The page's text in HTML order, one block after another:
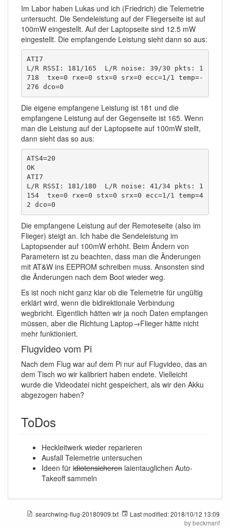
Im Labor haben Lukas und ich (Friedrich) die Telemetrie
untersucht. Die Sendeleistung auf der Fliegerseite ist auf
100mW eingestellt. Auf der Laptopseite sind 12.5 mW
eingestellt. Die empfangende Leistung sieht dann so aus:
ATI7
L/R RSSI: 181/165  L/R noise: 39/30 pkts: 1
718  txe=0 rxe=0 stx=0 srx=0 ecc=1/1 temp=-
276 dco=0
Die eigene empfangene Leistung ist 181 und die
empfangene Leistung auf der Gegenseite ist 165. Wenn
man die Leistung auf der Laptopseite auf 100mW stellt,
dann sieht das so aus:
ATS4=20
OK
ATI7
L/R RSSI: 181/180  L/R noise: 41/34 pkts: 1
154  txe=0 rxe=0 stx=0 srx=0 ecc=1/1 temp=4
2 dco=0
Die empfangene Leistung auf der Remoteseite (also im
Flieger) steigt an. Ich habe die Sendeleistung im
Laptopsender auf 100mW erhöht. Beim Ändern von
Parametern ist zu beachten, dass man die Änderungen
mit AT&W ins EEPROM schreiben muss. Ansonsten sind
die Änderungen nach dem Boot wieder weg.
Es ist noch nicht ganz klar ob die Telemetrie für ungültig
erklärt wird, wenn die bidirektionale Verbindung
wegbricht. Eigentlich hätten wir ja noch Daten empfangen
müssen, aber die Richtung Laptop→Flieger hätte nicht
mehr funktioniert.
Flugvideo vom Pi
Nach dem Flug war auf dem Pi nur auf Flugvideo, das an
dem Tisch wo wir kalibriert haben endete. Vielleicht
wurde die Videodatei nicht gespeichert, als wir den Akku
abgezogen haben?
ToDos
Heckleitwerk wieder reparieren
Ausfall Telemetrie untersuchen
Ideen für idiotensicheren laientauglichen Auto-
Takeoff sammeln
searchwing-flug-20180909.txt Last modified:2018/10/12 13:09
bybeckmanf